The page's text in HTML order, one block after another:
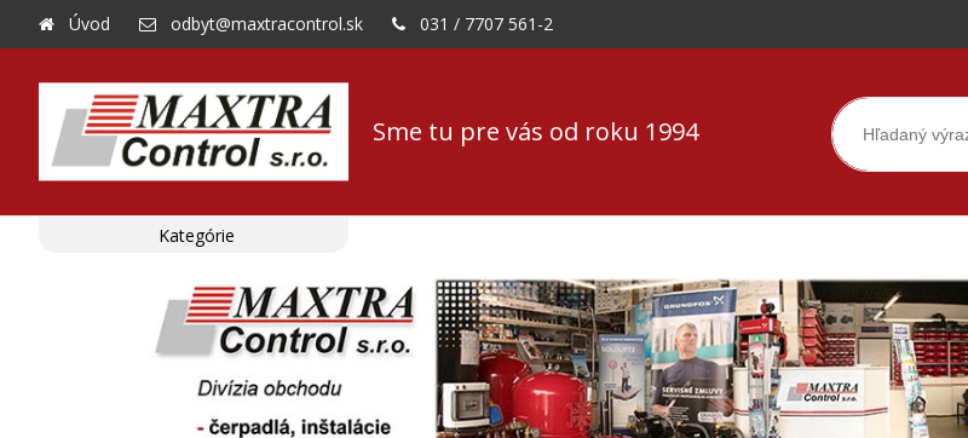
Sme tu pre vás od roku 1994
Úvod odbyt@maxtracontrol.sk 031 / 7707 561-2
Kategórie